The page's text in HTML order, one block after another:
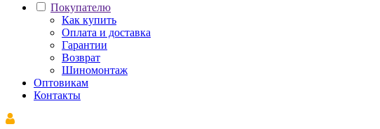
Покупателю
Как купить
Оплата и доставка
Гарантии
Возврат
Шиномонтаж
Оптовикам
Контакты